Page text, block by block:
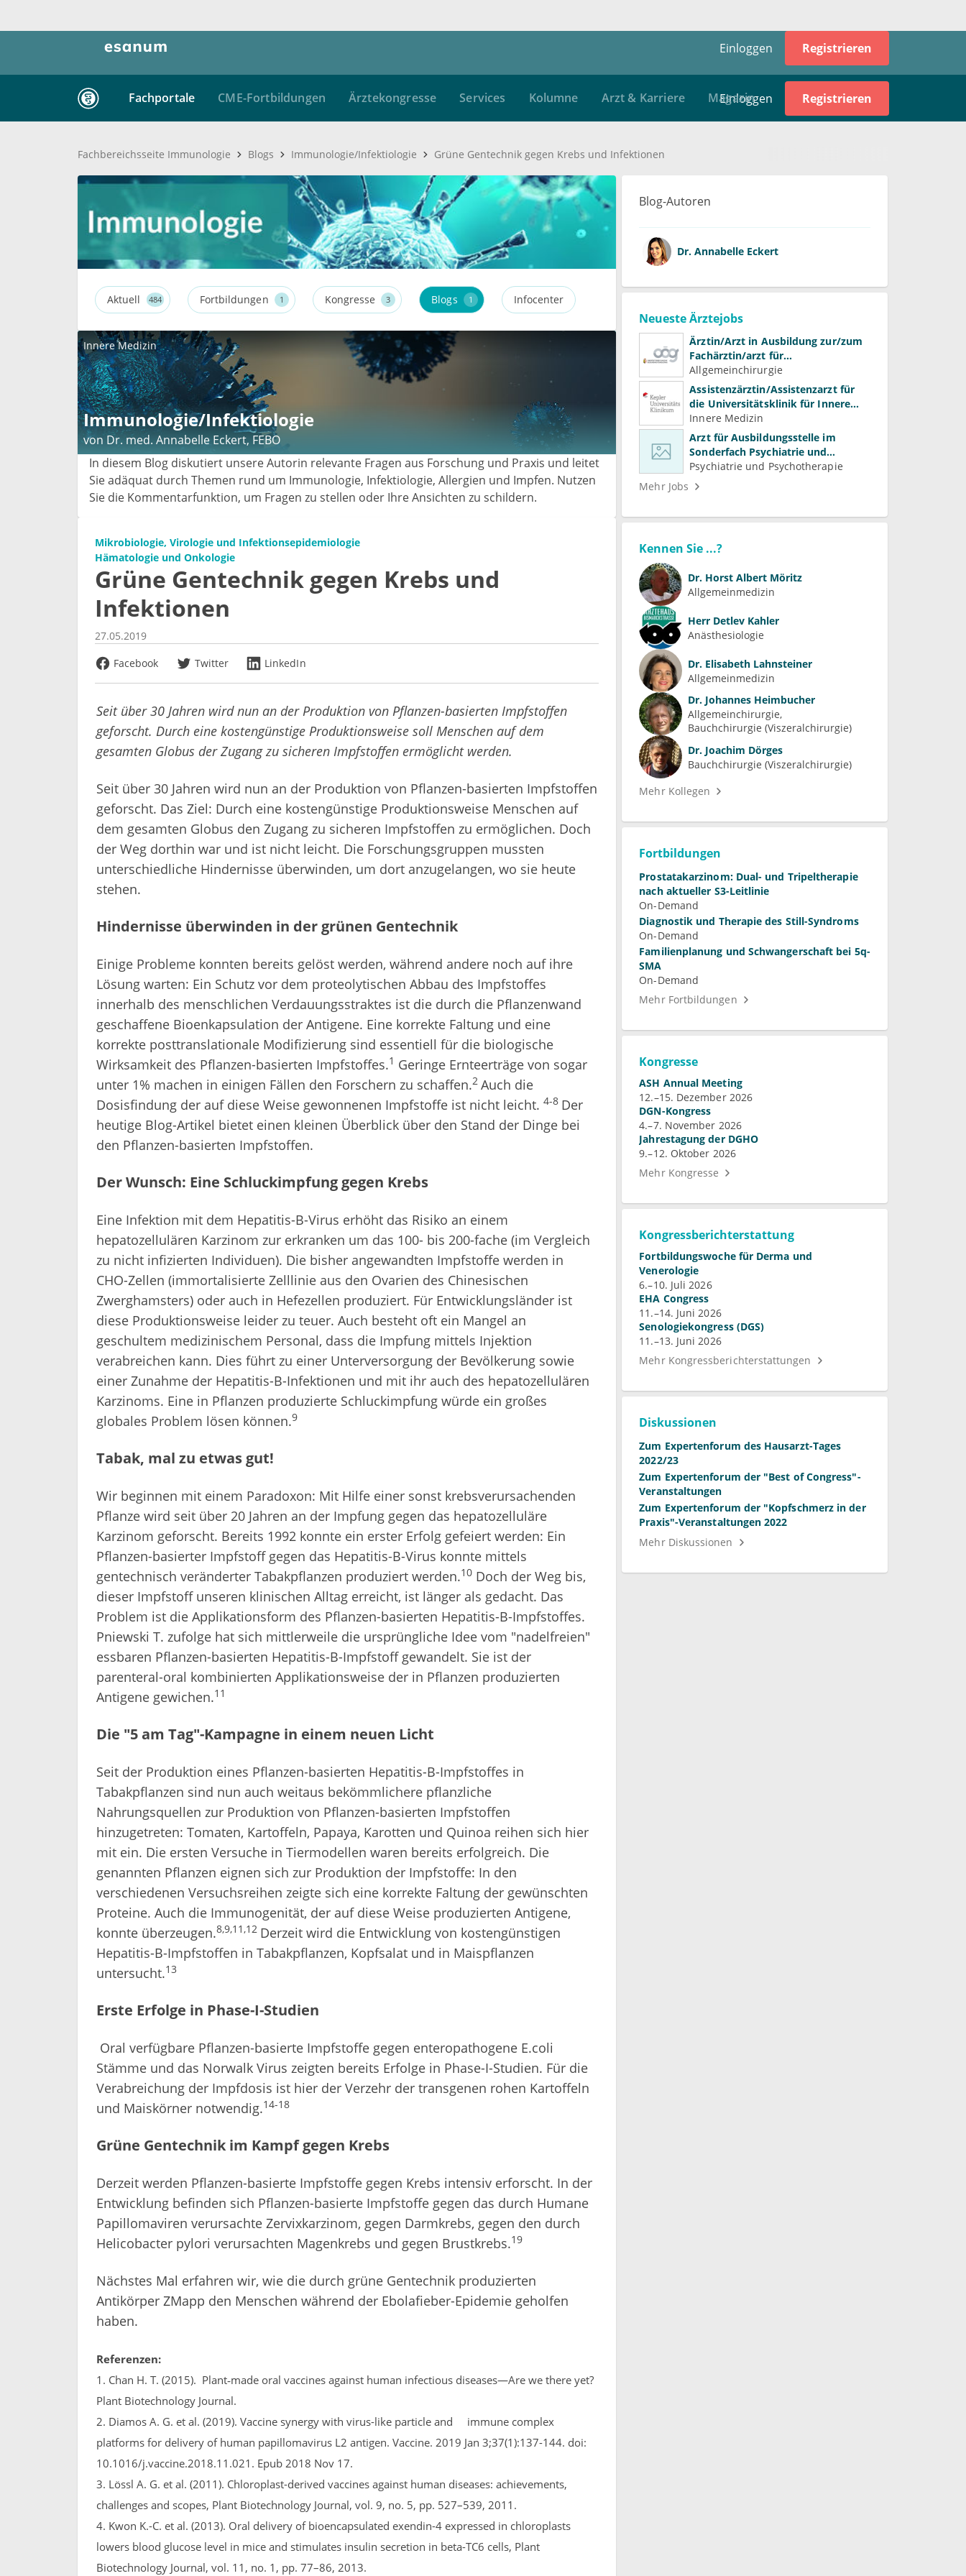
Einloggen Registrieren
Fachportale CME-Fortbildungen Ärztekongresse Services Kolumne Arzt & Karriere Magazin
Immunologie/Infektiologie
von Dr. med. Annabelle Eckert, FEBO
In diesem Blog diskutiert unsere Autorin relevante Fragen aus Forschung und Praxis und leitet
Sie adäquat durch Themen rund um Immunologie, Infektiologie, Allergien und Impfen. Nutzen
Sie die Kommentarfunktion, um Fragen zu stellen oder Ihre Ansichten zu schildern.
Hämatologie und Onkologie
Grüne Gentechnik gegen Krebs und
Infektionen
27.05.2019
Facebook
Twitter LinkedIn
geforscht. Durch eine kostengünstige Produktionsweise soll Menschen auf dem
gesamten Globus der Zugang zu sicheren Impfstoffen ermöglicht werden.
geforscht. Das Ziel: Durch eine kostengünstige Produktionsweise Menschen auf
dem gesamten Globus den Zugang zu sicheren Impfstoffen zu ermöglichen. Doch
der Weg dorthin war und ist nicht leicht. Die Forschungsgruppen mussten
unterschiedliche Hindernisse überwinden, um dort anzugelangen, wo sie heute
stehen.
Lösung warten: Ein Schutz vor dem proteolytischen Abbau des Impfstoffes
innerhalb des menschlichen Verdauungsstraktes ist die durch die Pflanzenwand
geschaffene Bioenkapsulation der Antigene. Eine korrekte Faltung und eine
korrekte posttranslationale Modifizierung sind essentiell für die biologische
Wirksamkeit des Pflanzen-basierten Impfstoffes.1Geringe Ernteerträge von sogar
unter 1% machen in einigen Fällen den Forschern zu schaffen.2Auch die
Dosisfindung der auf diese Weise gewonnenen Impfstoffe ist nicht leicht.
heutige Blog-Artikel bietet einen kleinen Überblick über den Stand der Dinge bei
den Pflanzen-basierten Impfstoffen.
hepatozellulären Karzinom zur erkranken um das 100- bis 200-fache (im Vergleich
zu nicht infizierten Individuen). Die bisher angewandten Impfstoffe werden in
CHO-Zellen (immortalisierte Zelllinie aus den Ovarien des Chinesischen
Zwerghamsters) oder auch in Hefezellen produziert. Für Entwicklungsländer ist
diese Produktionsweise leider zu teuer. Auch besteht oft ein Mangel an
geschultem medizinischem Personal, dass die Impfung mittels Injektion
verabreichen kann. Dies führt zu einer Unterversorgung der Bevölkerung sowie
einer Zunahme der Hepatitis-B-Infektionen und mit ihr auch des hepatozellulären
Karzinoms. Eine in Pflanzen produzierte Schluckimpfung würde ein großes
globales Problem lösen können.9
Pflanze wird seit über 20 Jahren an der Impfung gegen das hepatozelluläre
Karzinom geforscht. Bereits 1992 konnte ein erster Erfolg gefeiert werden: Ein
Pflanzen-basierter Impfstoff gegen das Hepatitis-B-Virus konnte mittels
gentechnisch veränderter Tabakpflanzen produziert werden.10Doch der Weg bis,
dieser Impfstoff unseren klinischen Alltag erreicht, ist länger als gedacht. Das
Problem ist die Applikationsform des Pflanzen-basierten Hepatitis-B-Impfstoffes.
Pniewski T. zufolge hat sich mittlerweile die ursprüngliche Idee vom "nadelfreien"
essbaren Pflanzen-basierten Hepatitis-B-Impfstoff gewandelt. Sie ist der
parenteral-oral kombinierten Applikationsweise der in Pflanzen produzierten
Antigene gewichen.11
Tabakpflanzen sind nun auch weitaus bekömmlichere pflanzliche
Nahrungsquellen zur Produktion von Pflanzen-basierten Impfstoffen
hinzugetreten: Tomaten, Kartoffeln, Papaya, Karotten und Quinoa reihen sich hier
mit ein. Die ersten Versuche in Tiermodellen waren bereits erfolgreich. Die
genannten Pflanzen eignen sich zur Produktion der Impfstoffe: In den
verschiedenen Versuchsreihen zeigte sich eine korrekte Faltung der gewünschten
Proteine. Auch die Immunogenität, der auf diese Weise produzierten Antigene,
konnte überzeugen.8,9,11,12Derzeit wird die Entwicklung von kostengünstigen
Hepatitis-B-Impfstoffen in Tabakpflanzen, Kopfsalat und in Maispflanzen
untersucht. 13
Stämme und das Norwalk Virus zeigten bereits Erfolge in Phase-I-Studien. Für die
Verabreichung der Impfdosis ist hier der Verzehr der transgenen rohen Kartoffeln
und Maiskörner notwendig.14-18
Entwicklung befinden sich Pflanzen-basierte Impfstoffe gegen das durch Humane
Papillomaviren verursachte Zervixkarzinom, gegen Darmkrebs, gegen den durch
Helicobacter pylori verursachten Magenkrebs und gegen Brustkrebs.19
Antikörper ZMapp den Menschen während der Ebolafieber-Epidemie geholfen
haben.
1. Chan H. T. (2015). Plant‐made oral vaccines against human infectious diseases—Are we there yet?
Plant Biotechnology Journal.
2. Diamos A. G. et al. (2019). Vaccine synergy with virus-like particle and immune complex
platforms for delivery of human papillomavirus L2 antigen. Vaccine. 2019 Jan 3;37(1):137-144. doi:
10.1016/j.vaccine.2018.11.021. Epub 2018 Nov 17.
3. Lössl A. G. et al. (2011). Chloroplast-derived vaccines against human diseases: achievements,
challenges and scopes, Plant Biotechnology Journal, vol. 9, no. 5, pp. 527–539, 2011.
4. Kwon K.-C. et al. (2013). Oral delivery of bioencapsulated exendin-4 expressed in chloroplasts
lowers blood glucose level in mice and stimulates insulin secretion in beta-TC6 cells, Plant
Biotechnology Journal, vol. 11, no. 1, pp. 77–86, 2013.
5. Walmsley A. M. et al. (2003). Expression of the B subunit of Escherichia coli heat-labile enterotoxin
Dr.Annabelle Eckert
Ärztin/Arzt in Ausbildung zur/zum
Fachärztin/arzt für
Allgemeinchirurgie und
Gefäßchirurgie
Allgemeinchirurgie
Assistenzärztin/Assistenzarzt für
die Universitätsklinik für Innere
Medizin
Innere Medizin
Arzt für Ausbildungsstelle im
Sonderfach Psychiatrie und
Psychotherapeutische Medizin
(m/w/d)
Psychiatrie und Psychotherapie
Dr.Horst Albert Möritz
Allgemeinmedizin
HerrDetlev Kahler
Anästhesiologie
Dr.Elisabeth Lahnsteiner
Allgemeinmedizin
Dr.Johannes Heimbucher
Allgemeinchirurgie
Bauchchirurgie (Viszeralchirurgie)
Dr.Joachim Dörges
Bauchchirurgie (Viszeralchirurgie)
Mehr Kollegen
Prostatakarzinom: Dual- und Tripeltherapie
nach aktueller S3-Leitlinie
On-Demand
Diagnostik und Therapie des Still-Syndroms
On-Demand
Familienplanung und Schwangerschaft bei 5q-
SMA
On-Demand
Mehr Fortbildungen
ASH Annual Meeting
12.–15. Dezember 2026
DGN-Kongress
4.–7. November 2026
Jahrestagung der DGHO
9.–12. Oktober 2026
Mehr Kongresse
Fortbildungswoche für Derma und
Venerologie
6.–10. Juli 2026
EHA Congress
11.–14. Juni 2026
Senologiekongress (DGS)
11.–13. Juni 2026
Mehr Kongressberichterstattungen
Zum Expertenforum des Hausarzt-Tages
2022/23
Zum Expertenforum der "Best of Congress"-
Veranstaltungen
Zum Expertenforum der "Kopfschmerz in der
Praxis"-Veranstaltungen 2022
Mehr Diskussionen